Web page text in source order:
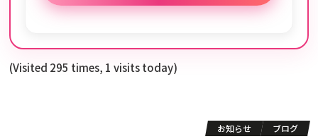
(Visited 295 times, 1 visits today)
お知らせ ブログ